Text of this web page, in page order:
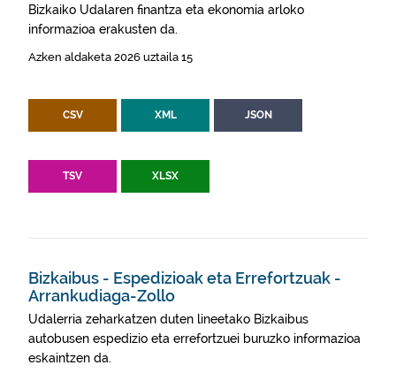
Bizkaiko Udalaren finantza eta ekonomia arloko
informazioa erakusten da.
Azken aldaketa 2026 uztaila 15
CSV XML JSON
TSV XLSX
Bizkaibus - Espedizioak eta Errefortzuak -
Arrankudiaga-Zollo
Udalerria zeharkatzen duten lineetako Bizkaibus
autobusen espedizio eta errefortzuei buruzko informazioa
eskaintzen da.